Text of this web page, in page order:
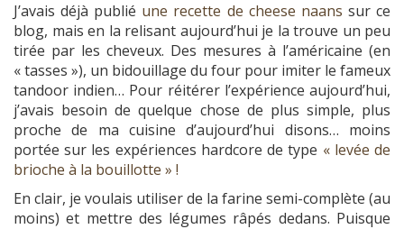
J’avais déjà publié une recette de cheese naans sur ce
blog, mais en la relisant aujourd’hui je la trouve un peu
tirée par les cheveux. Des mesures à l’américaine (en
« tasses »), un bidouillage du four pour imiter le fameux
tandoor indien… Pour réitérer l’expérience aujourd’hui,
j’avais besoin de quelque chose de plus simple, plus
proche de ma cuisine d’aujourd’hui disons… moins
portée sur les expériences hardcore de type « levée de
brioche à la bouillotte » !
En clair, je voulais utiliser de la farine semi-complète (au
moins) et mettre des légumes râpés dedans. Puisque